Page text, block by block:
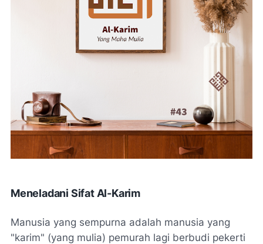
Meneladani Sifat Al-Karim
Manusia yang sempurna adalah manusia yang
"karim" (yang mulia) pemurah lagi berbudi pekerti